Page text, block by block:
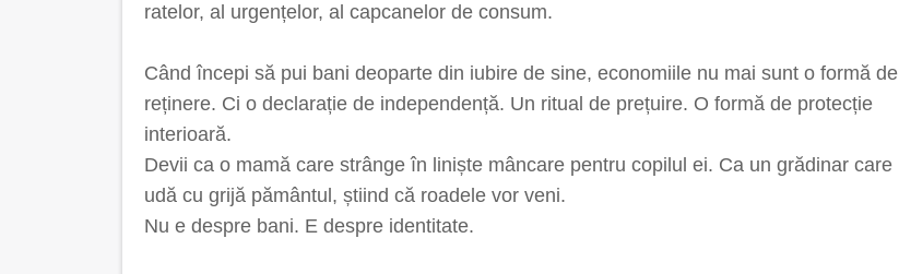
ratelor, al urgențelor, al capcanelor de consum.
Când începi să pui bani deoparte din iubire de sine, economiile nu mai sunt o formă de
reținere. Ci o declarație de independență. Un ritual de prețuire. O formă de protecție
interioară.
Devii ca o mamă care strânge în liniște mâncare pentru copilul ei. Ca un grădinar care
udă cu grijă pământul, știind că roadele vor veni.
Nu e despre bani. E despre identitate.